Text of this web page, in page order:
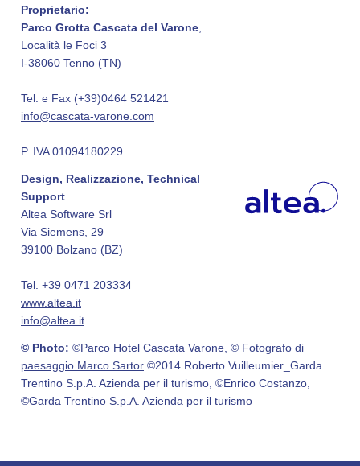
Proprietario:
Parco Grotta Cascata del Varone
Località le Foci 3
I-38060 Tenno (TN)
Tel. e Fax (+39)0464 521421
info@cascata-varone.com
P. IVA 01094180229
Design, Realizzazione, Technical
Support
Altea Software Srl
Via Siemens, 29
39100 Bolzano (BZ)
Tel. +39 0471 203334
www.altea.it
info@altea.it
© Photo: ©Parco Hotel Cascata Varone, © Fotografo di
paesaggio Marco Sartor ©2014 Roberto Vuilleumier_Garda
Trentino S.p.A. Azienda per il turismo, ©Enrico Costanzo,
©Garda Trentino S.p.A. Azienda per il turismo